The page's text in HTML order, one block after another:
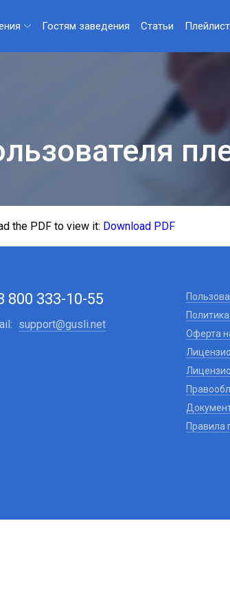
Гостям заведения Статьи
the PDF to view it: Download PDF
800 333-10-55
support@gusli.net
Оферта
Правила